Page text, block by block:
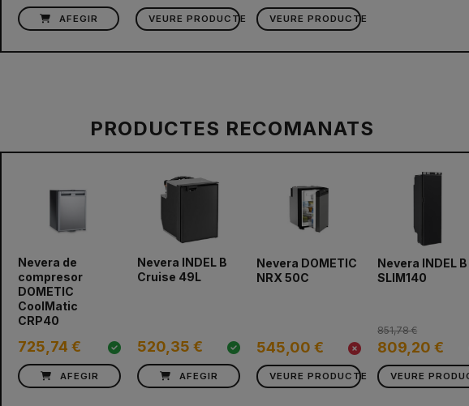
AFEGIR VEURE PRODUCTE VEURE PRODUCTE
PRODUCTES RECOMANATS
Nevera de
compresor
DOMETIC
CoolMatic
CRP40
725,74 €
AFEGIR
Nevera INDEL B
Cruise 49L
520,35 €
AFEGIR
Nevera DOMETIC
NRX 50C
545,00 €
VEURE PRODUCTE
Nevera INDEL B
SLIM140
809,20 €
851,78 €
VEURE